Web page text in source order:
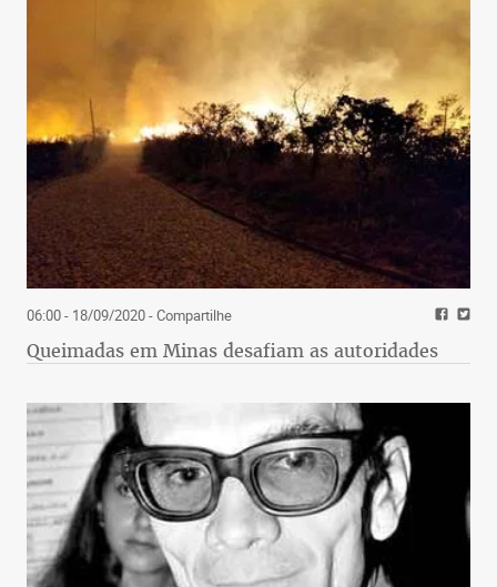
06:00 - 18/09/2020- Compartilhe
Queimadas em Minas desafiam as autoridades